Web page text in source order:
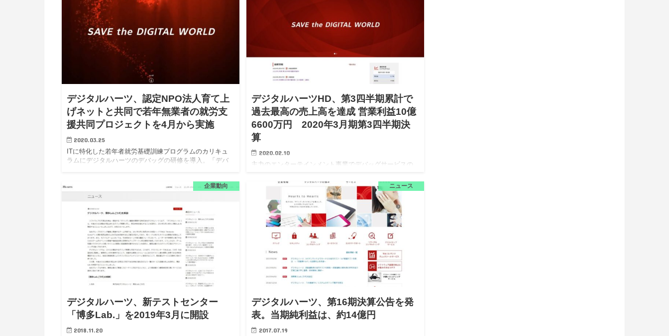
デジタルハーツ、認定NPO法人育て上
げネットと共同で若年無業者の就労支
援共同プロジェクトを4月から実施
2020.03.25
ITに特化した若年者就労基礎訓練プログラムのカリキュ
ラムにデジタルハーツのデバッグの研修を導入。「デバ
人育て上げネ…
デジタルハーツHD、第3四半期累計で
過去最高の売上高を達成 営業利益10億
6600万円 2020年3月期第3四半期決
算
2020.02.10
主力のエンターテインメント事業でデバッグサービスの
費用増加で減少。 株式会社デジタルハーツホールディン
グスは、2020年3月期第3四半期決算（連結）を2月7日
（金）に発…
企業動向
デジタルハーツ、新テストセンター
「博多Lab.」を2019年3月に開設
2018.11.20
ニュース
デジタルハーツ、第16期決算公告を発
表。当期純利益は、約14億円
2017.07.19